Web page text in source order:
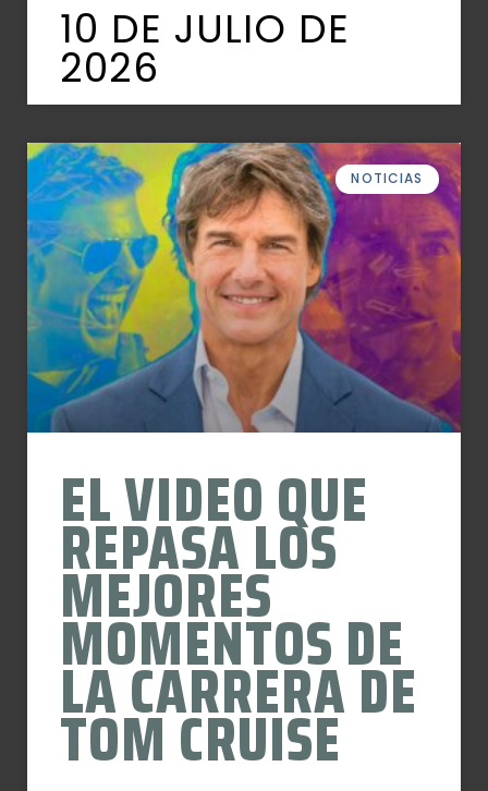
10 DE JULIO DE
2026
NOTICIAS
EL VIDEO QUE
REPASA LOS
MEJORES
MOMENTOS DE
LA CARRERA DE
TOM CRUISE